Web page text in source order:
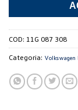
COD: 11G 087 308
Categoria: Volkswagen